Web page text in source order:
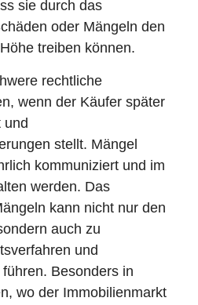
sie durch das
oder Mängeln den
treiben können.
rechtliche
wenn der Käufer später
und
stellt. Mängel
kommuniziert und im
werden. Das
kann nicht nur den
auch zu
und
Besonders in
wo der Immobilienmarkt